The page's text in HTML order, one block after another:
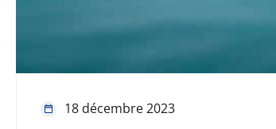
18 décembre 2023